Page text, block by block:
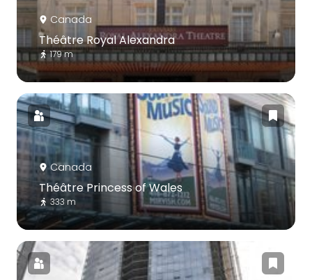
Canada
Théâtre Royal Alexandra
179 m
Canada
Théâtre Princess of Wales
333 m